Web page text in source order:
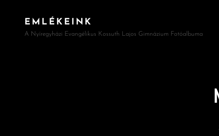
EMLÉKEINK
A Nyíregyházi Evangélikus Kossuth Lajos Gimnázium Fotóalbuma